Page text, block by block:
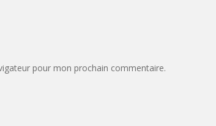
pour mon prochain commentaire.